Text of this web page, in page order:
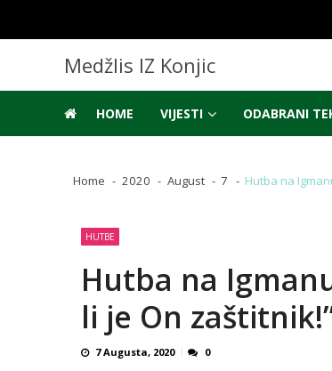
navigation
content
Medžlis IZ Konjic
HOME VIJESTI ODABRANI
Home 2020 August 7 Hutba na
HUTBE
Hutba na
li je On
7 Augusta, 2020 0